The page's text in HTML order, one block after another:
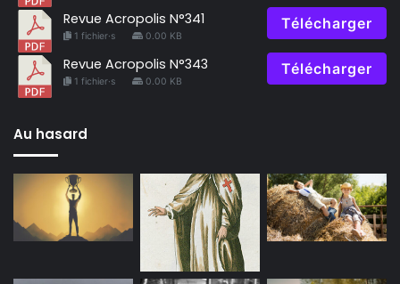
Revue Acropolis N°341
1 fichier·s 0.00 KB
Télécharger
Revue Acropolis N°343
1 fichier·s 0.00 KB
Télécharger
Au hasard